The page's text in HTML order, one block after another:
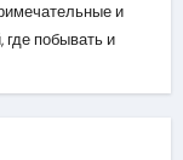
и
побывать и